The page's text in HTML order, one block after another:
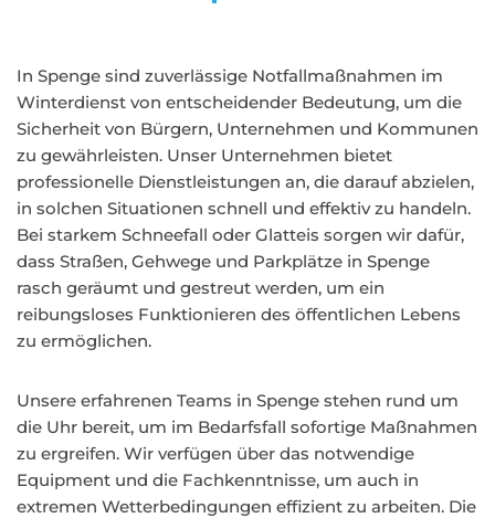
In Spenge sind zuverlässige Notfallmaßnahmen im
Winterdienst von entscheidender Bedeutung, um die
Sicherheit von Bürgern, Unternehmen und Kommunen
zu gewährleisten. Unser Unternehmen bietet
professionelle Dienstleistungen an, die darauf abzielen,
in solchen Situationen schnell und effektiv zu handeln.
Bei starkem Schneefall oder Glatteis sorgen wir dafür,
dass Straßen, Gehwege und Parkplätze in Spenge
rasch geräumt und gestreut werden, um ein
reibungsloses Funktionieren des öffentlichen Lebens
zu ermöglichen.
Unsere erfahrenen Teams in Spenge stehen rund um
die Uhr bereit, um im Bedarfsfall sofortige Maßnahmen
zu ergreifen. Wir verfügen über das notwendige
Equipment und die Fachkenntnisse, um auch in
extremen Wetterbedingungen effizient zu arbeiten. Die